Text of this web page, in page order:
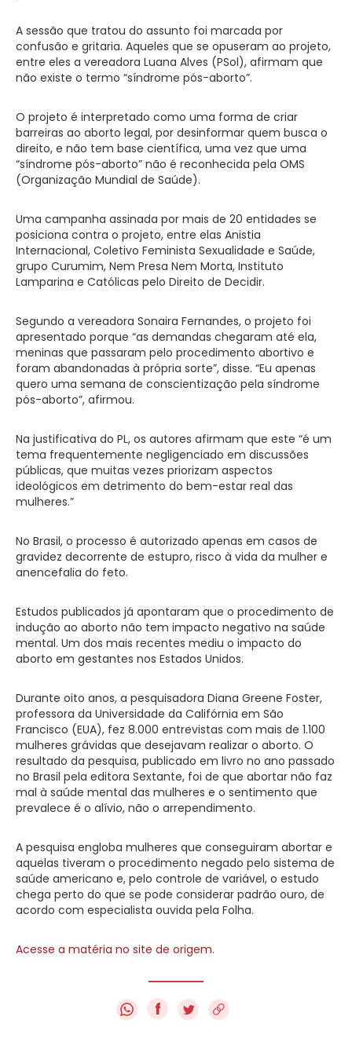
A sessão que tratou do assunto foi marcada por
confusão e gritaria. Aqueles que se opuseram ao projeto,
entre eles a vereadora Luana Alves (PSol), afirmam que
não existe o termo “síndrome pós-aborto”.
O projeto é interpretado como uma forma de criar
barreiras ao aborto legal, por desinformar quem busca o
direito, e não tem base científica, uma vez que uma
“síndrome pós-aborto” não é reconhecida pela OMS
(Organização Mundial de Saúde).
Uma campanha assinada por mais de 20 entidades se
posiciona contra o projeto, entre elas Anistia
Internacional, Coletivo Feminista Sexualidade e Saúde,
grupo Curumim, Nem Presa Nem Morta, Instituto
Lamparina e Católicas pelo Direito de Decidir.
Segundo a vereadora Sonaira Fernandes, o projeto foi
apresentado porque “as demandas chegaram até ela,
meninas que passaram pelo procedimento abortivo e
foram abandonadas à própria sorte”, disse. “Eu apenas
quero uma semana de conscientização pela síndrome
pós-aborto”, afirmou.
Na justificativa do PL, os autores afirmam que este “é um
tema frequentemente negligenciado em discussões
públicas, que muitas vezes priorizam aspectos
ideológicos em detrimento do bem-estar real das
mulheres.”
No Brasil, o processo é autorizado apenas em casos de
gravidez decorrente de estupro, risco à vida da mulher e
anencefalia do feto.
Estudos publicados já apontaram que o procedimento de
indução ao aborto não tem impacto negativo na saúde
mental. Um dos mais recentes mediu o impacto do
aborto em gestantes nos Estados Unidos.
Durante oito anos, a pesquisadora Diana Greene Foster,
professora da Universidade da Califórnia em São
Francisco (EUA), fez 8.000 entrevistas com mais de 1.100
mulheres grávidas que desejavam realizar o aborto. O
resultado da pesquisa, publicado em livro no ano passado
no Brasil pela editora Sextante, foi de que abortar não faz
mal à saúde mental das mulheres e o sentimento que
prevalece é o alívio, não o arrependimento.
A pesquisa engloba mulheres que conseguiram abortar e
aquelas tiveram o procedimento negado pelo sistema de
saúde americano e, pelo controle de variável, o estudo
chega perto do que se pode considerar padrão ouro, de
acordo com especialista ouvida pela Folha.
Acesse a matéria no site de origem.
f